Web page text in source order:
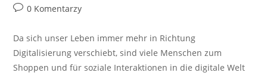
0 Komentarzy
Da sich unser Leben immer mehr in Richtung
Digitalisierung verschiebt, sind viele Menschen zum
Shoppen und für soziale Interaktionen in die digitale Welt